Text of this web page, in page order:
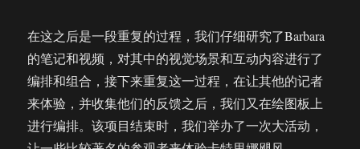
在这之后是一段重复的过程，我们仔细研究了Barbara
的笔记和视频，对其中的视觉场景和互动内容进行了
编排和组合，接下来重复这一过程，在让其他的记者
来体验，并收集他们的反馈之后，我们又在绘图板上
进行编排。该项目结束时，我们举办了一次大活动，